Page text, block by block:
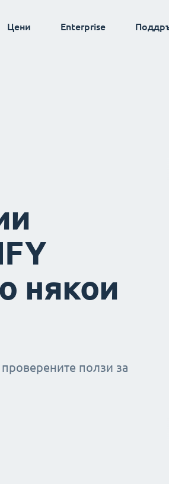
Цени Enterprise
някои
ползи за